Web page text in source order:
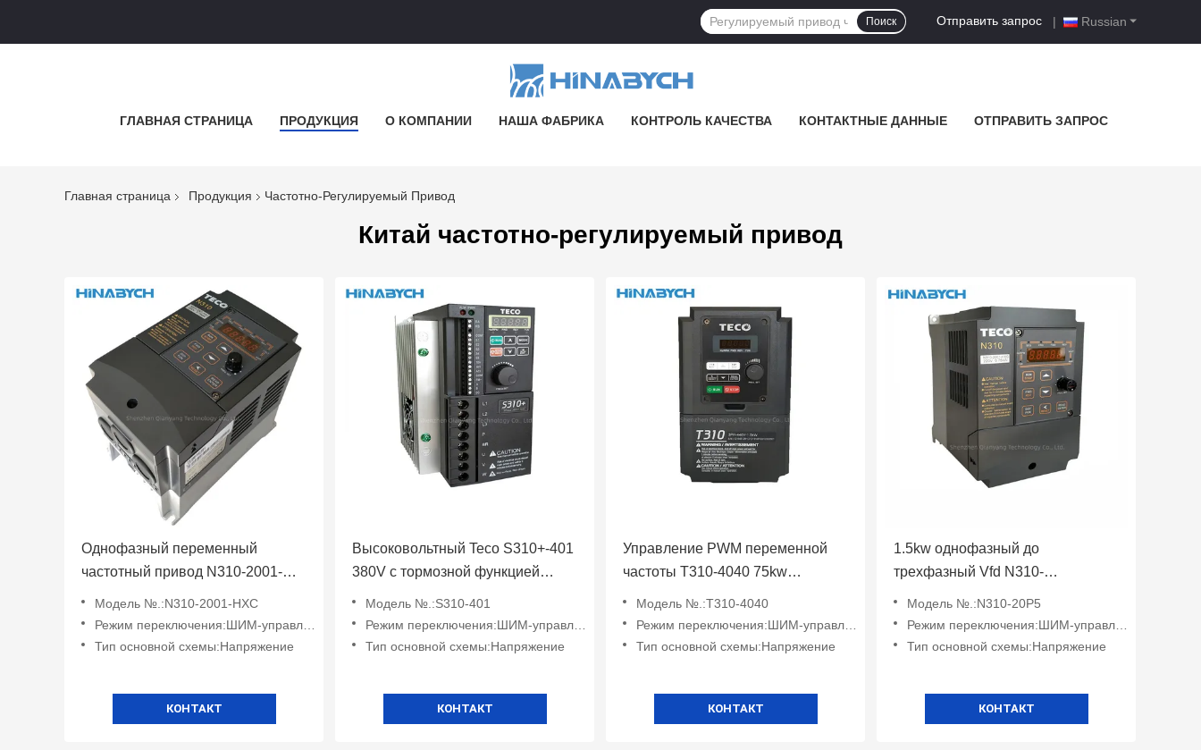
Russian
Отправить запрос |
Поиск
ГЛАВНАЯ СТРАНИЦА ПРОДУКЦИЯ О КОМПАНИИ НАША ФАБРИКА КОНТРОЛЬ КАЧЕСТВА КОНТАКТНЫЕ ДАННЫЕ ОТПРАВИТЬ ЗАПРОС
Главная страница Продукция Частотно-Регулируемый Привод
Китай частотно-регулируемый привод
Однофазный переменный
частотный привод N310-2001-
Teco
Модель №.:N310-2001-HXC
Режим переключения:ШИМ-управление
Тип основной схемы:Напряжение
КОНТАКТ
Высоковольтный Teco S310+-401
380V с тормозной функцией
Модель №.:S310-401
Режим переключения:ШИМ-управление
Тип основной схемы:Напряжение
КОНТАКТ
Управление PWM переменной
частоты T310-4040 75kw
вентилятора
Модель №.:T310-4040
Режим переключения:ШИМ-управление
Тип основной схемы:Напряжение
КОНТАКТ
1.5kw однофазный до
трехфазный Vfd N310-
Энергосбережение
Модель №.:N310-20P5
Режим переключения:ШИМ-управление
Тип основной схемы:Напряжение
КОНТАКТ